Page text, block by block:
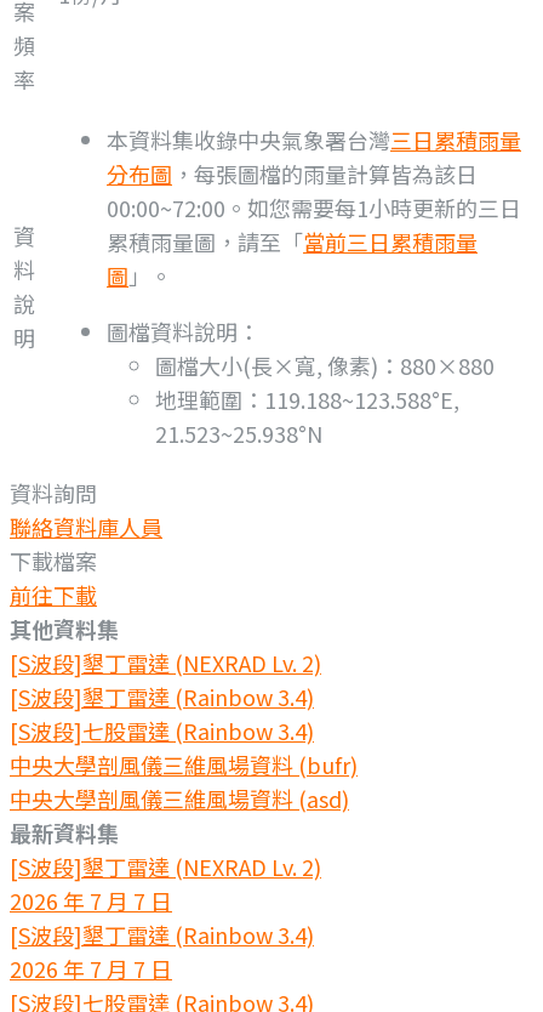
案
頻
率
資
料
說
明
本資料集收錄中央氣象署台灣三日累積雨量
分布圖 ，每張圖檔的雨量計算皆為該日
00:00~72:00。如您需要每1小時更新的三日
累積雨量圖，請至「當前三日累積雨量
圖 」。
圖檔資料說明：
圖檔大小(長×寬, 像素)：880×880
地理範圍：119.188~123.588°E,
21.523~25.938°N
資料詢問
聯絡資料庫人員
下載檔案
前往下載
其他資料集
[S波段]墾丁雷達 (NEXRAD Lv. 2)
[S波段]墾丁雷達 (Rainbow 3.4)
[S波段]七股雷達 (Rainbow 3.4)
中央大學剖風儀三維風場資料 (bufr)
中央大學剖風儀三維風場資料 (asd)
最新資料集
[S波段]墾丁雷達 (NEXRAD Lv. 2)
2026 年 7 月 7 日
[S波段]墾丁雷達 (Rainbow 3.4)
2026 年 7 月 7 日
[S波段]七股雷達 (Rainbow 3.4)